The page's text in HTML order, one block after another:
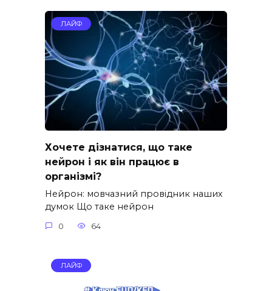
ЛАЙФ
Хочете дізнатися, що таке
нейрон і як він працює в
організмі?
Нейрон: мовчазний провідник наших
думок Що таке нейрон
0 64
ЛАЙФ